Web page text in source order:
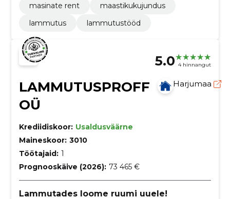
masinate rent
maastikukujundus
lammutus
lammutustööd
5.0 4 hinnangut
LAMMUTUSPROFF
OÜ
Harjumaa
Krediidiskoor: Usaldusväärne
Maineskoor: 3010
Töötajaid: 1
Prognooskäive (2026): 73 465 €
Lammutades loome ruumi uuele!